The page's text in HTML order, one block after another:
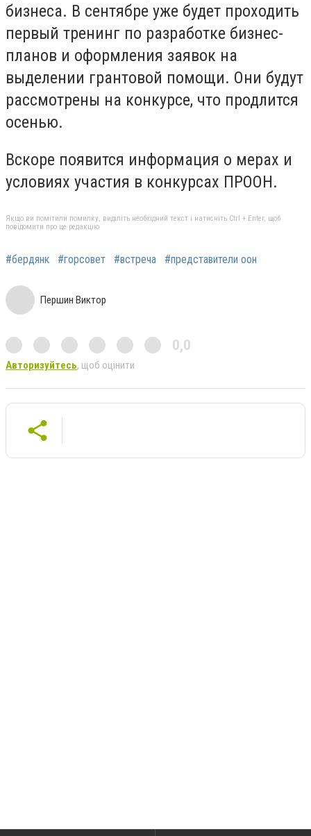
бизнеса. В сентябре уже будет проходить
первый тренинг по разработке бизнес-
планов и оформления заявок на
выделении грантовой помощи. Они будут
рассмотрены на конкурсе, что продлится
осенью.
Вскоре появится информация о мерах и
условиях участия в конкурсах ПРООН.
Якщо ви помітили помилку, виділіть необхідний текст і натисніть Ctrl + Enter, щоб
повідомити про це редакцію
#бердянк #горсовет #встреча #представители оон
Першин Виктор
0,0
Авторизуйтесь, щоб оцінити